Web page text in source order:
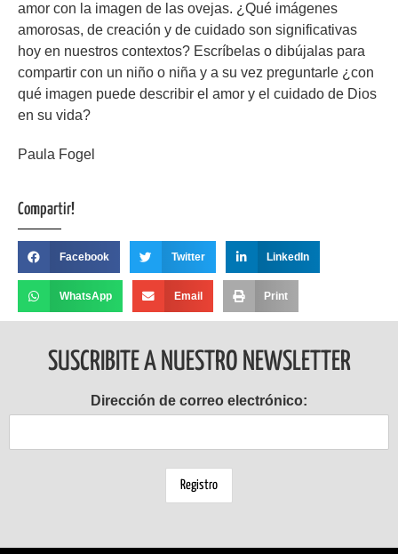
amor con la imagen de las ovejas. ¿Qué imágenes
amorosas, de creación y de cuidado son significativas
hoy en nuestros contextos? Escríbelas o dibújalas para
compartir con un niño o niña y a su vez preguntarle ¿con
qué imagen puede describir el amor y el cuidado de Dios
en su vida?
Paula Fogel
Compartir!
Facebook Twitter LinkedIn
WhatsApp Email Print
SUSCRIBITE A NUESTRO NEWSLETTER
Dirección de correo electrónico: